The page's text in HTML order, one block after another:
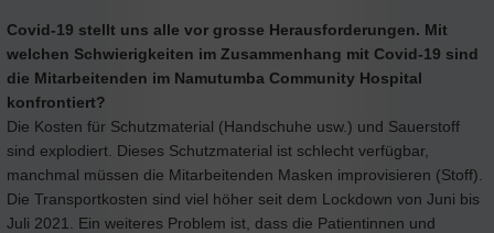
Covid-19 stellt uns alle vor grosse Herausforderungen. Mit
welchen Schwierigkeiten im Zusammenhang mit Covid-19 sind
die Mitarbeitenden im Namutumba Community Hospital
konfrontiert?
Die Kosten für Schutzmaterial (Handschuhe usw.) und Sauerstoff
sind explodiert. Dieses Schutzmaterial ist schlecht verfügbar,
manchmal müssen die Mitarbeitenden Masken improvisieren (Stoff).
Die Transportkosten sind viel höher seit dem Lockdown von Juni bis
Juli 2021. Ein weiteres Problem ist, dass die Patientinnen und